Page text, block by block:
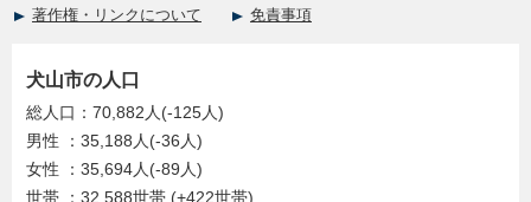
著作権・リンクについて
免責事項
犬山市の人口
総人口：70,882人(-125人)
男性 ：35,188人(-36人)
女性 ：35,694人(-89人)
世帯 ：32,588世帯 (+422世帯)